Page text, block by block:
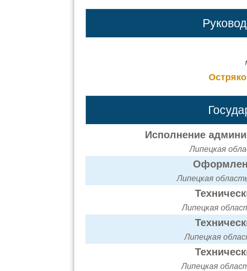
Исполнение
Липецкая
Липецкая
Липецкая
Липецкая
Липецкая